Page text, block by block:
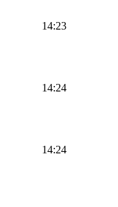
14:23
14:24
14:24